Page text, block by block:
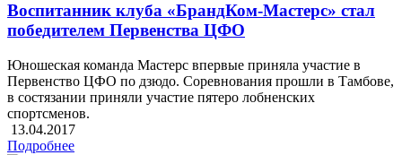
Воспитанник клуба «БрандКом-Мастерс» стал
победителем Первенства ЦФО
Юношеская команда Мастерс впервые приняла участие в
Первенство ЦФО по дзюдо. Соревнования прошли в Тамбове,
в состязании приняли участие пятеро лобненских
спортсменов.
13.04.2017
Подробнее